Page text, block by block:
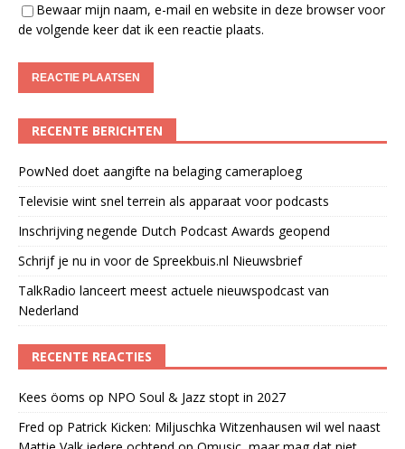
Bewaar mijn naam, e-mail en website in deze browser voor
de volgende keer dat ik een reactie plaats.
RECENTE BERICHTEN
PowNed doet aangifte na belaging cameraploeg
Televisie wint snel terrein als apparaat voor podcasts
Inschrijving negende Dutch Podcast Awards geopend
Schrijf je nu in voor de Spreekbuis.nl Nieuwsbrief
TalkRadio lanceert meest actuele nieuwspodcast van
Nederland
RECENTE REACTIES
Kees öoms op NPO Soul & Jazz stopt in 2027
Fred op Patrick Kicken: Miljuschka Witzenhausen wil wel naast